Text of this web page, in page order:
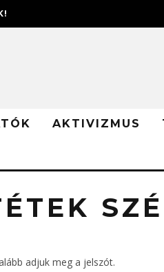
AKTIVIZMUS
adjuk meg a jelszót.